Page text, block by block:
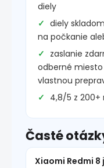
diely
diely
na počkanie
zaslanie
odberné
vlastnou
4,8/5 z 200+
Časté
Xiaomi Redmi